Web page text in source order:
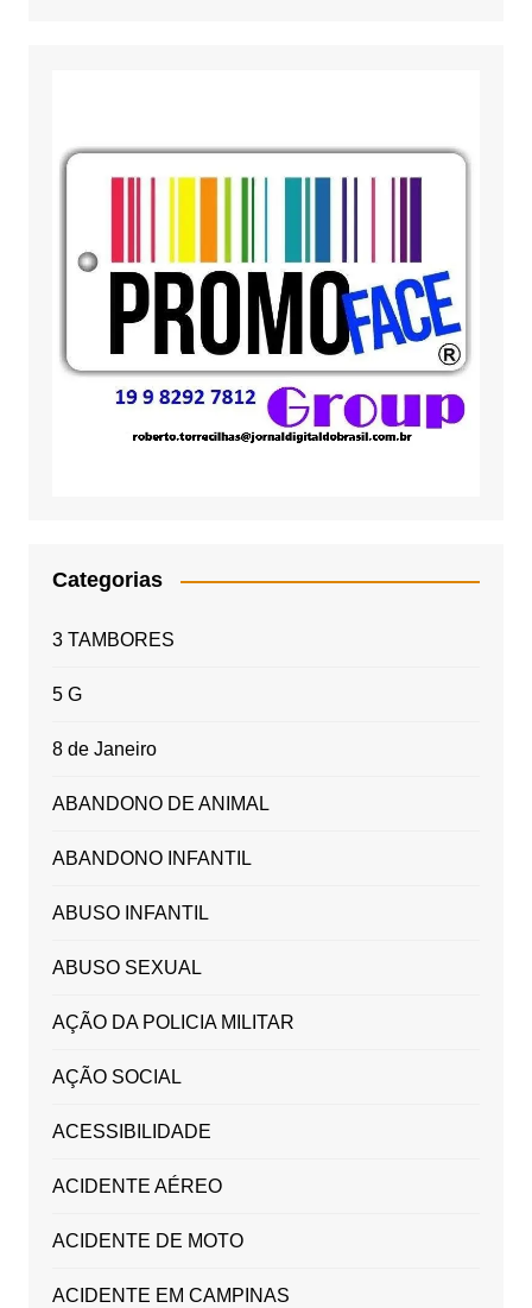
Categorias
3 TAMBORES
5 G
8 de Janeiro
ABANDONO DE ANIMAL
ABANDONO INFANTIL
ABUSO INFANTIL
ABUSO SEXUAL
AÇÃO DA POLICIA MILITAR
AÇÃO SOCIAL
ACESSIBILIDADE
ACIDENTE AÉREO
ACIDENTE DE MOTO
ACIDENTE EM CAMPINAS